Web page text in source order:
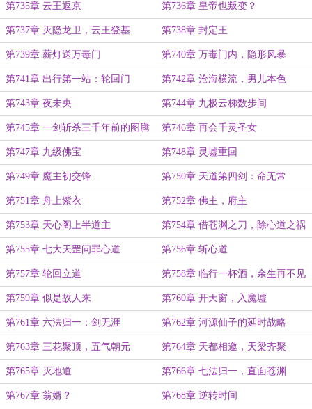
第735章 云王返京 第736章 皇帝也叛变？
第737章 灭隐龙卫，云王登基 第738章 封定王
第739章 薪灯送万毒门 第740章 万毒门内，隐形风暴
第741章 出行第一站：轮回门 第742章 沧海横流，男儿本色
第743章 夜未央 第744章 九极云梯数步间
第745章 一剑斩杀三千年前的图腾
式人物
第746章 再会千灵圣女
第747章 九级佛宝 第748章 灵墟重回
第749章 魔主初交锋 第750章 天道第四剑：命无常
第751章 舟上紫衣 第752章 佛主，府主
第753章 天心阁上半道主 第754章 借苍渊之刀，除心道之祸
第755章 七大天罡问罪心道 第756章 斩心道
第757章 轮回立道 第758章 临行一杯酒，余生再不见
第759章 似是故人来 第760章 开天窗，入魔墟
第761章 六法归一：剑无涯 第762章 河源仙子的延时战略
第763章 三花聚顶，五气朝元 第764章 天都相邀，天梁齐聚
第765章 灭地道 第766章 七法归一，直面苍渊
第767章 翁婿？ 第768章 逆转时间